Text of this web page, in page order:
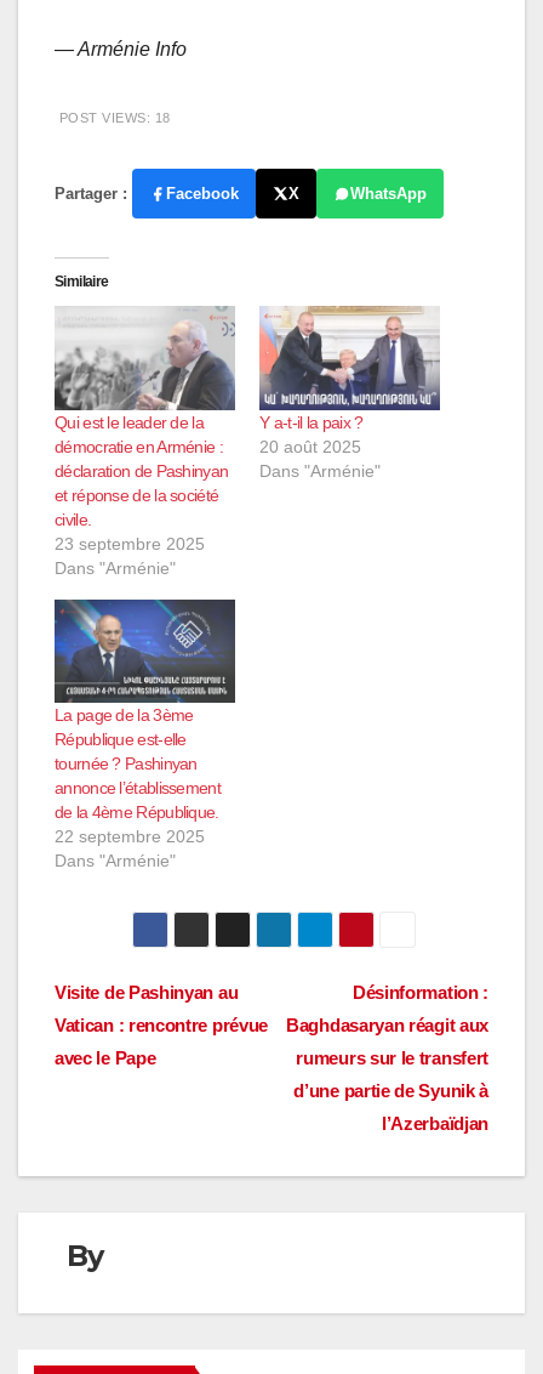
— Arménie Info
POST VIEWS: 18
Partager : Facebook X WhatsApp
Similaire
Qui est le leader de la
démocratie en Arménie :
déclaration de Pashinyan
et réponse de la société
civile.
23 septembre 2025
Dans "Arménie"
Y a-t-il la paix ?
20 août 2025
Dans "Arménie"
La page de la 3ème
République est-elle
tournée ? Pashinyan
annonce l’établissement
de la 4ème République.
22 septembre 2025
Dans "Arménie"
Navigation
de
Désinformation :
Baghdasaryan réagit aux
rumeurs sur le transfert
d’une partie de Syunik à
l’Azerbaïdjan
Visite de Pashinyan au
Vatican : rencontre prévue
avec le Pape
By